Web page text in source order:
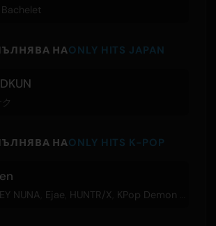
Bachelet
НАONLY HITS JAPAN
НАONLY HITS K-POP
NUNA Ejae HUNTR/X KPop Demon Hunters Cast